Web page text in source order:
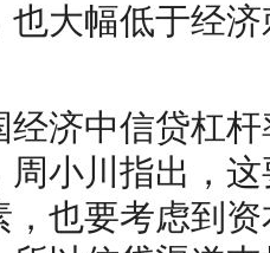
也大幅低于经
中信贷杠杆
周小川指出，
，也要考虑到